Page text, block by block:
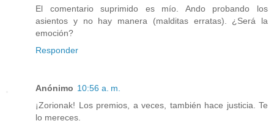
El comentario suprimido es mío. Ando probando los
asientos y no hay manera (malditas erratas). ¿Será la
emoción?
Responder
Anónimo 10:56 a. m.
¡Zorionak! Los premios, a veces, también hace justicia. Te
lo mereces.